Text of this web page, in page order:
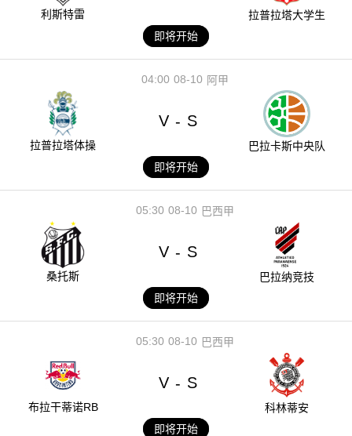
利斯特雷
拉普拉塔大学生
即将开始
08-10
04:00 阿甲
拉普拉塔体操
V - S
巴拉卡斯中央队
即将开始
08-10
05:30 巴西甲
桑托斯
V - S
巴拉纳竞技
即将开始
08-10
05:30 巴西甲
布拉干蒂诺RB
V - S
科林蒂安
即将开始